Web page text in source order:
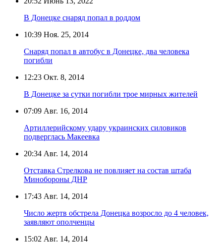
В Донецке снаряд попал в роддом
10:39 Ноя. 25, 2014
Снаряд попал в автобус в Донецке, два человека
погибли
12:23 Окт. 8, 2014
В Донецке за сутки погибли трое мирных жителей
07:09 Авг. 16, 2014
Артиллерийскому удару украинских силовиков
подверглась Макеевка
20:34 Авг. 14, 2014
Отставка Стрелкова не повлияет на состав штаба
Минобороны ДНР
17:43 Авг. 14, 2014
Число жертв обстрела Донецка возросло до 4 человек,
заявляют ополченцы
15:02 Авг. 14, 2014